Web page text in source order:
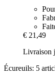
€ 21,49
Livraison
Écureuils: 5